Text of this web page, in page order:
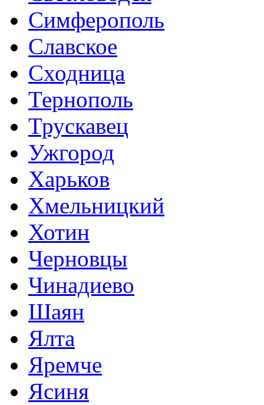
Симферополь
Славское
Сходница
Тернополь
Трускавец
Ужгород
Харьков
Хмельницкий
Хотин
Черновцы
Чинадиево
Шаян
Ялта
Яремче
Ясиня